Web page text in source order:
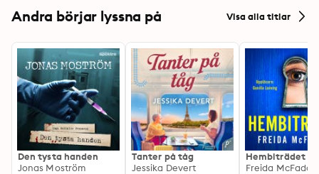
Andra börjar lyssna på Visa alla titlar
Den tysta handen
Jonas Moström
Tanter på tåg
Jessika Devert
Hembiträdet
Freida